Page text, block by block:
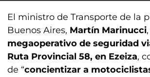
El ministro de Transporte de la
Buenos Aires, Martín Marinucci
megaoperativo de seguridad
Ruta Provincial 58, en Ezeiza,
de “concientizar a